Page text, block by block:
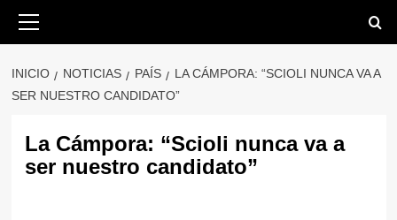
Saltar
primario
INICIO NOTICIAS PAÍS
LA CÁMPORA: “SCIOLI NUNCA VA A
SER NUESTRO CANDIDATO”
La Cámpora: “Scioli nunca va a
ser nuestro candidato”